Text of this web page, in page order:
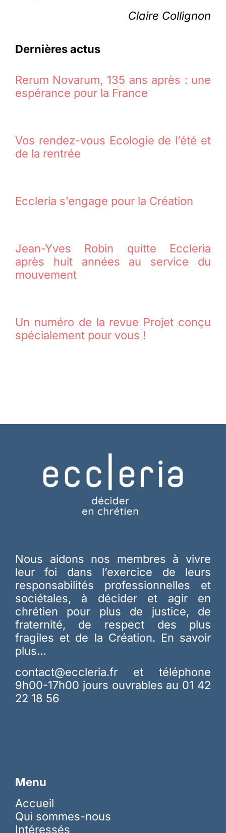
Claire Collignon
Dernières actus
Rerum Novarum, 135 ans après : une
espérance pour la France
Vos rendez-vous Ecologie de l’été et
de la rentrée
Eccleria s’engage pour la Création
Jean-Yves Robin quitte Eccleria
après huit années au service du
mouvement
Un numéro de la revue Projet conçu
spécialement pour vous !
Nous aidons nos membres à vivre
leur foi dans l’exercice de leurs
responsabilités professionnelles et
sociétales, à décider et agir en
chrétien pour plus de justice, de
fraternité, de respect des plus
fragiles et de la Création. En savoir
plus…
contact@eccleria.fr et téléphone
9h00-17h00 jours ouvrables au 01 42
22 18 56
Menu
Accueil
Qui sommes-nous
Intéressés